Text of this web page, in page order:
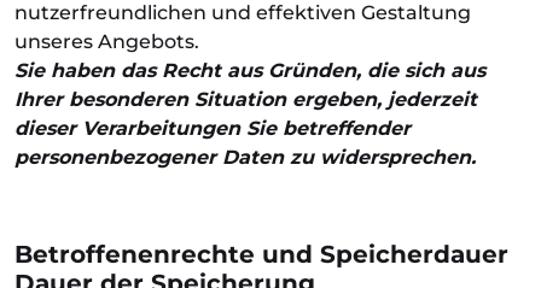
nutzerfreundlichen und effektiven Gestaltung
unseres Angebots.
Sie haben das Recht aus Gründen, die sich aus
Ihrer besonderen Situation ergeben, jederzeit
dieser Verarbeitungen Sie betreffender
personenbezogener Daten zu widersprechen.
Betroffenenrechte und Speicherdauer